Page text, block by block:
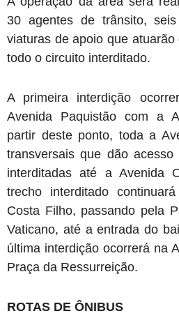
30 agentes de trânsito,
viaturas de apoio que
todo o circuito interditado.
A primeira interdição
Avenida Paquistão com a
partir deste ponto, toda a
transversais que dão
interditadas até a Avenida
trecho interditado
Costa Filho, passando pela
Vaticano, até a entrada do
última interdição ocorrerá na
Praça da Ressurreição.
ROTAS DE ÔNIBUS